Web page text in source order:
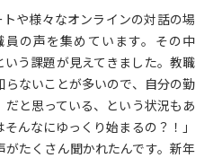
や様々なオンラインの対話の場
の声を集めています。その中
う課題が見えてきました。教職
ないことが多いので、自分の勤
と思っている、という状況もあ
んなにゆっくり始まるの？！」
がたくさん聞かれたんです。新年